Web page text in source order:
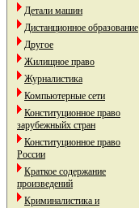
Детали машин
Дистанционное образование
Другое
Жилищное право
Журналистика
Компьютерные сети
Конституционное право
зарубежныйх стран
Конституционное право
России
Краткое содержание
произведений
Криминалистика и